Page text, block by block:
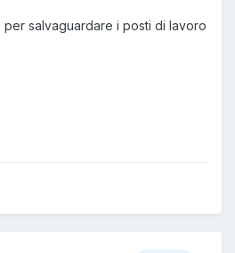
salvaguardare i posti di lavoro